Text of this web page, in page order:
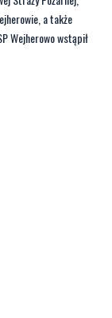
w Wejherowie. W
Straży Pożarnej,